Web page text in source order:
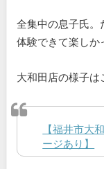
全集中の息子氏。
体験できて楽しか
大和田店の様子は
【福井市大
ージあり】